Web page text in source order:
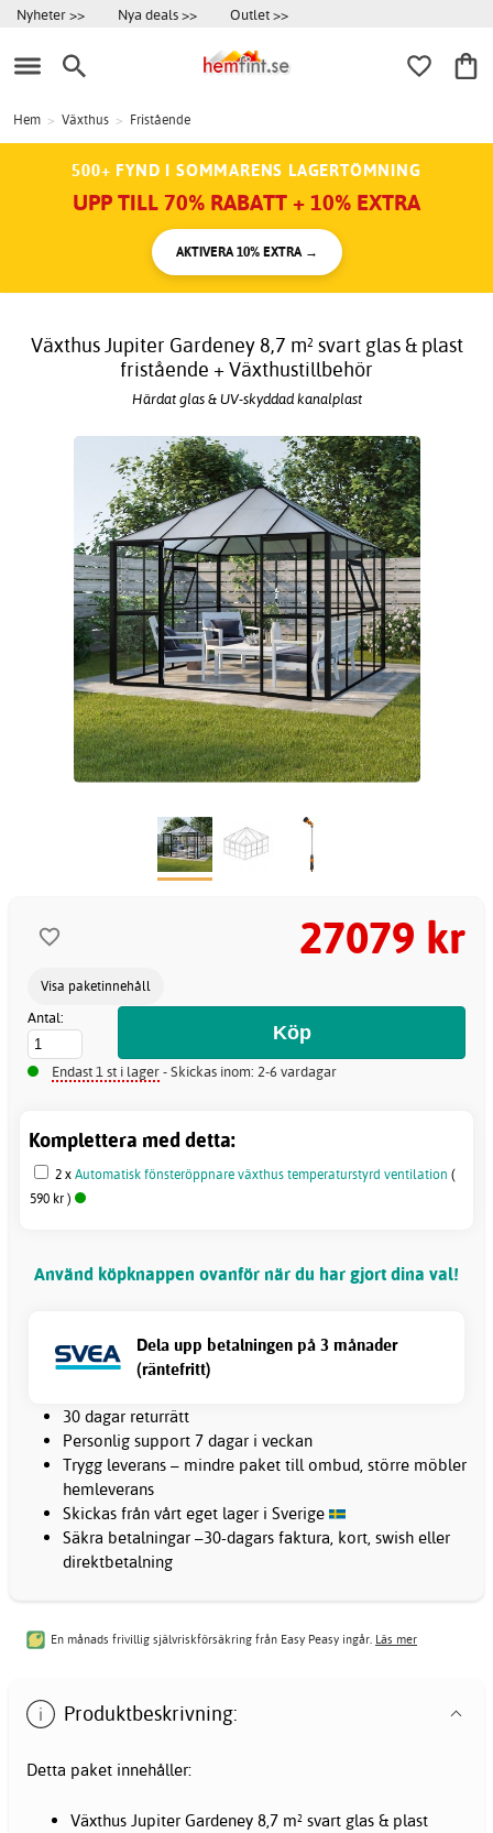
Nyheter >> Nya deals >> Outlet >>
Hem > Växthus > Fristående
500+ FYND I SOMMARENS LAGERTÖMNING
UPP TILL 70% RABATT + 10% EXTRA
AKTIVERA 10% EXTRA →
Växthus Jupiter Gardeney 8,7 m² svart glas & plast
fristående + Växthustillbehör
Härdat glas & UV-skyddad kanalplast
27079 kr
Visa paketinnehåll
Antal:
Endast 1 st i lager- Skickas inom: 2-6 vardagar
Komplettera med detta:
2 x Automatisk fönsteröppnare växthus temperaturstyrd ventilation (
590 kr )
Använd köpknappen ovanför när du har gjort dina val!
Dela upp betalningen på 3 månader
(räntefritt)
30 dagar returrätt
Personlig support 7 dagar i veckan
Trygg leverans – mindre paket till ombud, större möbler
hemleverans
Skickas från vårt eget lager i Sverige
Säkra betalningar –30-dagars faktura, kort, swish eller
direktbetalning
En månads frivillig självriskförsäkring från Easy Peasy ingår. Läs mer
Produktbeskrivning:
Detta paket innehåller:
Växthus Jupiter Gardeney 8,7 m² svart glas & plast